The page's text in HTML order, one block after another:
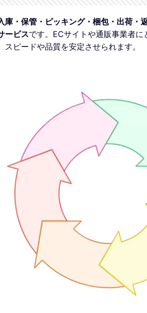
庫・保管・ピッキング・梱包・出荷・
ービスです。ECサイトや通販事業者に
ピードや品質を安定させられます。